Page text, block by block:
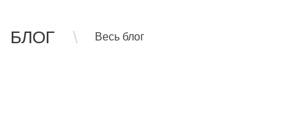
БЛОГ Весь блог